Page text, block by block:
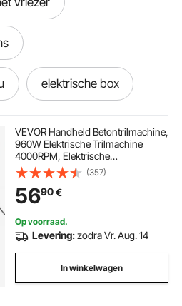
elektrische box
trailer lier elektrisch
elektrische behuizingen
elektrische behuizing
VEVOR Handheld Betontrilmachine,
960W Elektrische Trilmachine
4000RPM, Elektrische
Betontrilmachine met 2m
Schachtstang, Draagbare
Potloodtrilmachine voor het
Verwijderen van Luchtbellen en het
Mengen van Beton
(357)
5690€
Op voorraad.
Levering:zodra Vr. Aug. 14
In winkelwagen